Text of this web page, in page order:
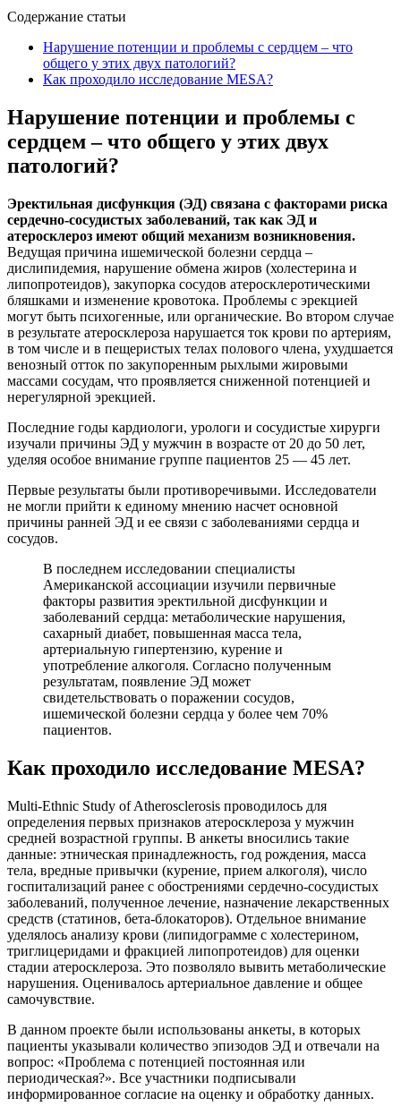
Содержание статьи
Нарушение потенции и проблемы с сердцем – что
общего у этих двух патологий?
Как проходило исследование MESA?
Нарушение потенции и проблемы с
сердцем – что общего у этих двух
патологий?
Эректильная дисфункция (ЭД) связана с факторами риска
сердечно-сосудистых заболеваний, так как ЭД и
атеросклероз имеют общий механизм возникновения.
Ведущая причина ишемической болезни сердца –
дислипидемия, нарушение обмена жиров (холестерина и
липопротеидов), закупорка сосудов атеросклеротическими
бляшками и изменение кровотока. Проблемы с эрекцией
могут быть психогенные, или органические. Во втором случае
в результате атеросклероза нарушается ток крови по артериям,
в том числе и в пещеристых телах полового члена, ухудшается
венозный отток по закупоренным рыхлыми жировыми
массами сосудам, что проявляется сниженной потенцией и
нерегулярной эрекцией.
Последние годы кардиологи, урологи и сосудистые хирурги
изучали причины ЭД у мужчин в возрасте от 20 до 50 лет,
уделяя особое внимание группе пациентов 25 — 45 лет.
Первые результаты были противоречивыми. Исследователи
не могли прийти к единому мнению насчет основной
причины ранней ЭД и ее связи с заболеваниями сердца и
сосудов.
В последнем исследовании специалисты
Американской ассоциации изучили первичные
факторы развития эректильной дисфункции и
заболеваний сердца: метаболические нарушения,
сахарный диабет, повышенная масса тела,
артериальную гипертензию, курение и
употребление алкоголя. Согласно полученным
результатам, появление ЭД может
свидетельствовать о поражении сосудов,
ишемической болезни сердца у более чем 70%
пациентов.
Как проходило исследование MESA?
Multi-Ethnic Study of Atherosclerosis проводилось для
определения первых признаков атеросклероза у мужчин
средней возрастной группы. В анкеты вносились такие
данные: этническая принадлежность, год рождения, масса
тела, вредные привычки (курение, прием алкоголя), число
госпитализаций ранее с обострениями сердечно-сосудистых
заболеваний, полученное лечение, назначение лекарственных
средств (статинов, бета-блокаторов). Отдельное внимание
уделялось анализу крови (липидограмме с холестерином,
триглицеридами и фракцией липопротеидов) для оценки
стадии атеросклероза. Это позволяло вывить метаболические
нарушения. Оценивалось артериальное давление и общее
самочувствие.
В данном проекте были использованы анкеты, в которых
пациенты указывали количество эпизодов ЭД и отвечали на
вопрос: «Проблема с потенцией постоянная или
периодическая?». Все участники подписывали
информированное согласие на оценку и обработку данных.